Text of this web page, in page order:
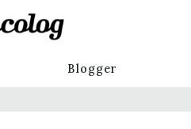
Blogger